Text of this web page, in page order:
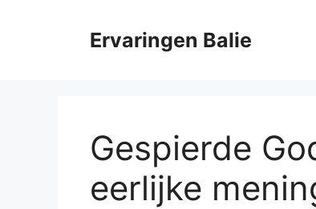
Ervaringen Balie
Gespierde
eerlijke